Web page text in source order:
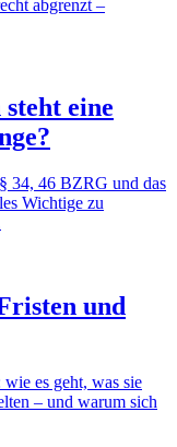
abgrenzt –
eine
34, 46 BZRG und das
Wichtige zu
und
es geht, was sie
– und warum sich